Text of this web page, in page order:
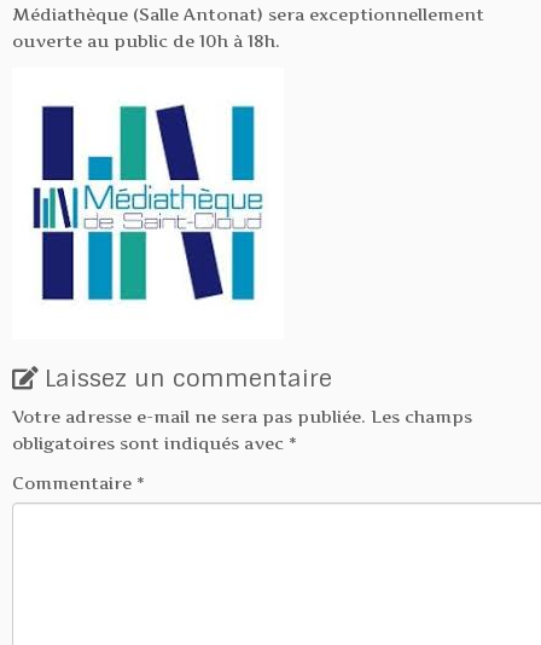
Médiathèque (Salle Antonat) sera exceptionnellement
ouverte au public de 10h à 18h.
Laissez un commentaire
Votre adresse e-mail ne sera pas publiée. Les champs
obligatoires sont indiqués avec *
Commentaire *